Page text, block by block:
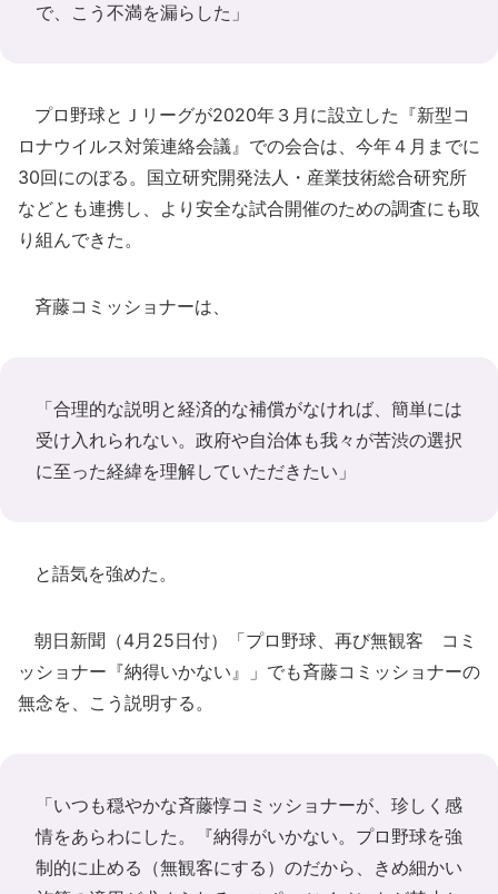
で、こう不満を漏らした」
プロ野球とＪリーグが2020年３月に設立した『新型コ
ロナウイルス対策連絡会議』での会合は、今年４月までに
30回にのぼる。国立研究開発法人・産業技術総合研究所
などとも連携し、より安全な試合開催のための調査にも取
り組んできた。
斉藤コミッショナーは、
「合理的な説明と経済的な補償がなければ、簡単には
受け入れられない。政府や自治体も我々が苦渋の選択
に至った経緯を理解していただきたい」
と語気を強めた。
朝日新聞（4月25日付）「プロ野球、再び無観客 コミ
ッショナー『納得いかない』」でも斉藤コミッショナーの
無念を、こう説明する。
「いつも穏やかな斉藤惇コミッショナーが、珍しく感
情をあらわにした。『納得がいかない。プロ野球を強
制的に止める（無観客にする）のだから、きめ細かい